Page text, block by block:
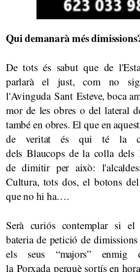
Qui demanarà més
De tots és sabut que de
parlarà el just, com no
l'Avinguda Sant Esteve, boca
mor de les obres o del lateral
també en obres. El que en
de veritat és qui té la
dels Blaucops de la colla dels
de dimitir per això:
Cultura, tots dos, el botons
que no hi ha….
Serà curiós contemplar si
bateria de petició de
els seus “majors”
la Porxada perquè sortís en